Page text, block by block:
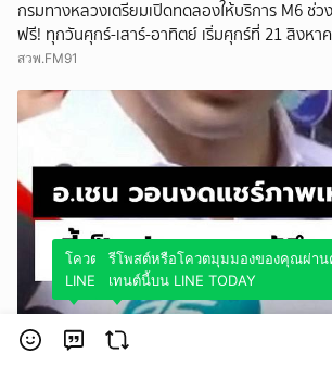
กรมทางหลวงเตรียมเปิดทดลองให้บริการ M6 ช่
ฟรี! ทุกวันศุกร์-เสาร์-อาทิตย์ เริ่มศุกร์ที่ 21 สิงหา
สวพ.FM91
โควตมุมมองของคุณผ่านคอนเทนต์นี้บน
LINE TODAY
รีโพสต์หรือโควตมุมมองของคุณผ่า
เทนต์นี้บน LINE TODAY